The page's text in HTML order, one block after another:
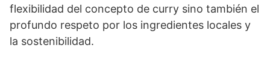
flexibilidad del concepto de curry sino también el
profundo respeto por los ingredientes locales y
la sostenibilidad.